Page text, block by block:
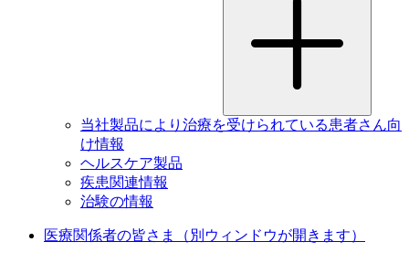
当社製品により治療を受けられている患者さん向
け情報
ヘルスケア製品
疾患関連情報
治験の情報
医療関係者の皆さま （別ウィンドウが開きます）